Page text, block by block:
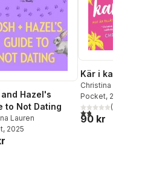
Hazel's
to Not Dating
Lauren
, 2025
Kär i karriären
Christina Lauren
Pocket, 2019
1,8utav 5(
90 kr